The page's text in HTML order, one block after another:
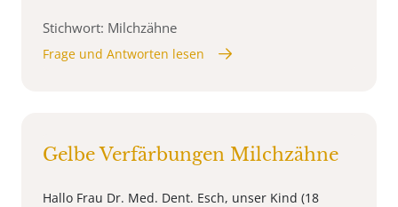
Stichwort: Milchzähne
Frage und Antworten lesen
Gelbe Verfärbungen Milchzähne
Hallo Frau Dr. Med. Dent. Esch, unser Kind (18